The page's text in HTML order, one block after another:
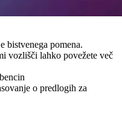
bistvenega pomena.
vozlišči lahko povežete več
o predlogih za